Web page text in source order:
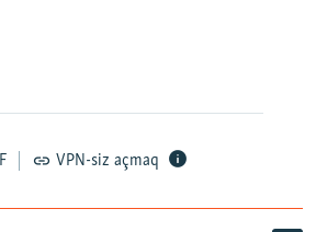
360p 480p
1080p
VPN-siz açmaq